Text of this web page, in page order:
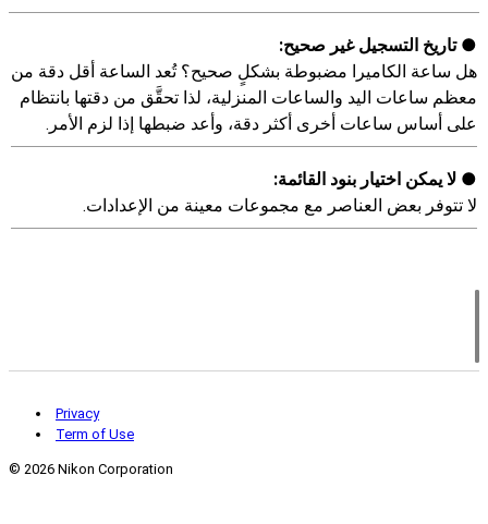
تاريخ التسجيل غير صحيح:
هل ساعة الكاميرا مضبوطة بشكلٍ صحيح؟ تُعد الساعة أقل دقة من
معظم ساعات اليد والساعات المنزلية، لذا تحقَّق من دقتها بانتظام
على أساس ساعات أخرى أكثر دقة، وأعد ضبطها إذا لزم الأمر.
لا يمكن اختيار بنود القائمة:
لا تتوفر بعض العناصر مع مجموعات معينة من الإعدادات.
Privacy
Term of Use
© 2026 Nikon Corporation